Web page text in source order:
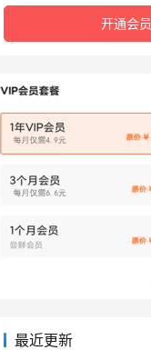
开通会员
最近更新